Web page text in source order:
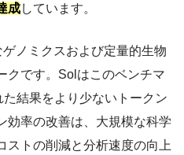
成しています。
ノミクスおよび定量的生物
クです。Solはこのベンチマ
結果をより少ないトークン
効率の改善は、大規模な科学
ストの削減と分析速度の向上